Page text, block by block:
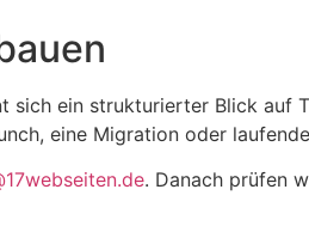
ein strukturierter Blick auf
eine Migration oder
. Danach prüfen